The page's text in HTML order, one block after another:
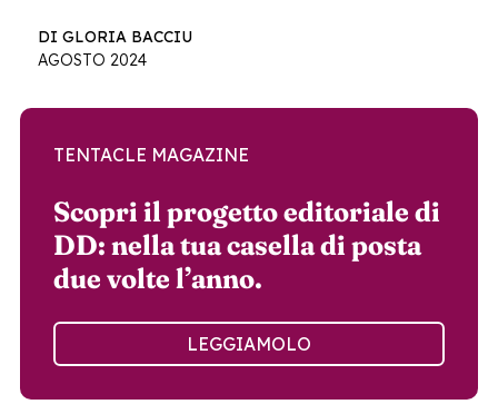
DI GLORIA BACCIU
AGOSTO 2024
TENTACLE MAGAZINE
Scopri il progetto editoriale di
DD: nella tua casella di posta
due volte l’anno.
LEGGIAMOLO